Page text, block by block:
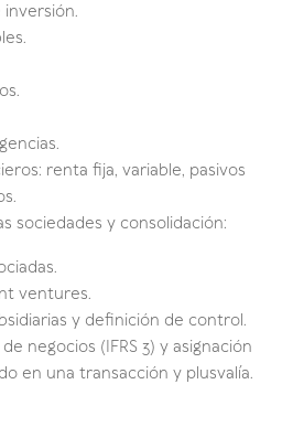
renta fija, variable, pasivos
sociedades y consolidación:
ventures.
y definición de control.
negocios (IFRS 3) y asignación
en una transacción y plusvalía.